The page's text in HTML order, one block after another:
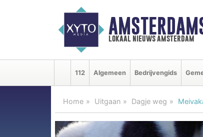
lokaal nieuws amsterdam
112 Algemeen Bedrijvengids
Home Uitgaan Dagje weg